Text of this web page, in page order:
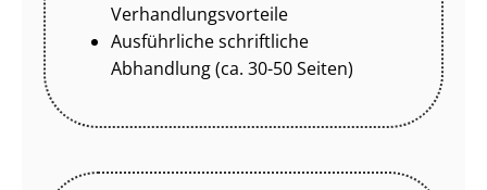
Ver­hand­lungs­vor­tei­le
Ausführliche schriftliche
Abhandlung (ca. 30-50 Seiten)